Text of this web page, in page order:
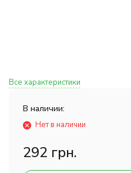
Все характеристики
В наличии:
Нет в наличии
292 грн.